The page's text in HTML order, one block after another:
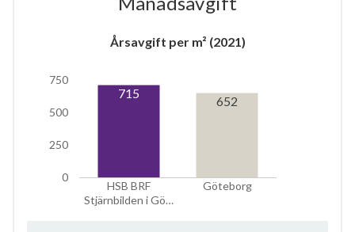
Årsavgift per m² (2021)
HSB BRF
Stjärnbilden i Gö…
Göteborg
0
250
500
750
715
652